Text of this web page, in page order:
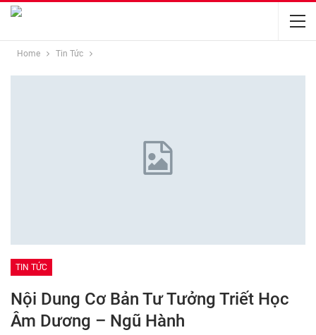
Home Tin Tức
TIN TỨC
Nội Dung Cơ Bản Tư Tưởng Triết Học
Âm Dương – Ngũ Hành